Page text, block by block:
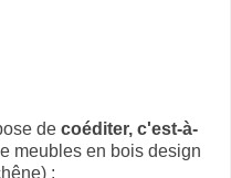
de coéditer, c'est-à-
meubles en bois design
: